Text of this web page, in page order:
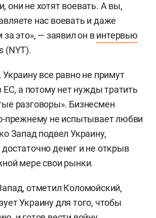
они не хотят воевать. А вы,
нас воевать и даже
за это», — заявил он винтервью
(NYT).
все равно не примут
ЕС, а потому нет нужды тратить
разговоры». Бизнесмен
прежнему не испытывает любви
Запад подвел Украину,
денег и не открыв
мере свои рынки.
отметил Коломойский,
Украину для того, чтобы